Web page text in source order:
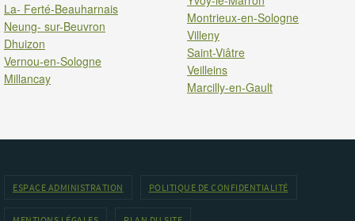
La- Ferté-Beauharnais
Neung- sur-Beuvron
Dhuizon
Vernou-en-Sologne
Millancay
Montrieux-en-Sologne
Villeny
Saint-Viâtre
Veilleins
Marcilly-en-Gault
ESPACE ADMINISTRATION POLITIQUE DE CONFIDENTIALITÉ